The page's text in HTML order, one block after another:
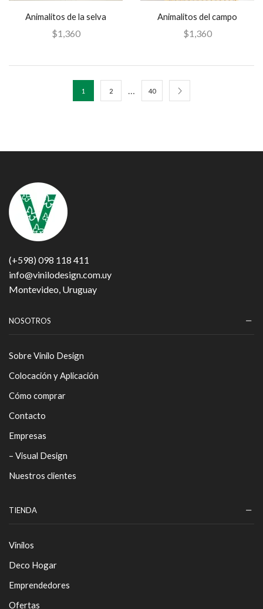
Animalitos de la selva
$1,360
Animalitos del campo
$1,360
1 2 … 40
(+598) 098 118 411
info@vinilodesign.com.uy
Montevideo, Uruguay
NOSOTROS
Sobre Vinilo Design
Colocación y Aplicación
Cómo comprar
Contacto
Empresas
– Visual Design
Nuestros clientes
TIENDA
Vinilos
Deco Hogar
Emprendedores
Ofertas